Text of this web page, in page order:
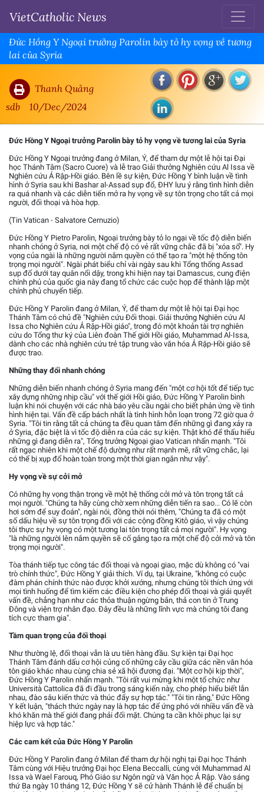
VietCatholic News
Đức Hồng Y Ngoại trưởng Parolin bày tỏ hy vọng về tương
lai của Syria
Thanh Quảng
sdb
10/Dec/2024
Đức Hồng Y Ngoại trưởng Parolin bày tỏ hy vọng về tương lai của Syria
Đức Hồng Y Ngoại trưởng đang ở Milan, Ý, để tham dự một lễ hội tại Đại
học Thánh Tâm (Sacro Cuore) và lễ trao Giải thưởng Nghiên cứu Al Issa về
Nghiên cứu Ả Rập-Hồi giáo. Bên lề sự kiện, Đức Hồng Y bình luận về tình
hình ở Syria sau khi Bashar al-Assad sụp đổ, ĐHY lưu ý rằng tình hình diễn
ra quá nhanh và các diễn tiến mở ra hy vọng về sự tôn trọng cho tất cả mọi
người, đối thoại và hòa hợp.
(Tin Vatican - Salvatore Cernuzio)
Đức Hồng Y Pietro Parolin, Ngoại trưởng bày tỏ lo ngại về tốc độ diễn biến
nhanh chóng ở Syria, nơi một chế độ có vẻ rất vững chắc đã bị "xóa sổ". Hy
vọng của ngài là những người nắm quyền có thể tạo ra "một hệ thống tôn
trọng mọi người". Ngài phát biểu chỉ vài ngày sau khi Tổng thống Assad
sụp đổ dưới tay quân nổi dậy, trong khi hiện nay tại Damascus, cung điện
chính phủ của quốc gia này đang tổ chức các cuộc họp để thành lập một
chính phủ chuyển tiếp.
Đức Hồng Y Parolin đang ở Milan, Ý, để tham dự một lễ hội tại Đại học
Thánh Tâm có chủ đề "Nghiên cứu Đối thoại. Giải thưởng Nghiên cứu Al
Issa cho Nghiên cứu Ả Rập-Hồi giáo", trong đó một khoản tài trợ nghiên
cứu do Tổng thư ký của Liên đoàn Thế giới Hồi giáo, Muhammad Al-Issa,
dành cho các nhà nghiên cứu trẻ tập trung vào văn hóa Ả Rập-Hồi giáo sẽ
được trao.
Những thay đổi nhanh chóng
Những diễn biến nhanh chóng ở Syria mang đến "một cơ hội tốt để tiếp tục
xây dựng những nhịp cầu" với thế giới Hồi giáo, Đức Hồng Y Parolin bình
luận khi nói chuyện với các nhà báo yêu cầu ngài cho biết phản ứng về tình
hình hiện tại. Vấn đề cấp bách nhất là tình hình hỗn loạn trong 72 giờ qua ở
Syria. "Tôi tin rằng tất cả chúng ta đều quan tâm đến những gì đang xảy ra
ở Syria, đặc biệt là vì tốc độ diễn ra của các sự kiện. Thật khó để thấu hiểu
những gì đang diễn ra", Tổng trưởng Ngoại giao Vatican nhấn mạnh. "Tôi
rất ngạc nhiên khi một chế độ dường như rất mạnh mẽ, rất vững chắc, lại
có thể bị xụp đổ hoàn toàn trong một thời gian ngắn như vậy".
Hy vọng về sự cởi mở
Có những hy vọng thận trọng về một hệ thống cởi mở và tôn trọng tất cả
mọi người. "Chúng ta hãy cùng chờ xem những diễn tiến ra sao... Có lẽ còn
hơi sớm để suy đoán", ngài nói, đồng thời nói thêm, "Chúng ta đã có một
số dấu hiệu về sự tôn trọng đối với các cộng đồng Kitô giáo, vì vậy chúng
tôi thực sự hy vọng có một tương lai tôn trọng tất cả mọi người". Hy vọng
"là những người lên nắm quyền sẽ cố gắng tạo ra một chế độ cởi mở và tôn
trọng mọi người".
Tòa thánh tiếp tục công tác đối thoại và ngoại giao, mặc dù không có "vai
trò chính thức", Đức Hồng Y giải thích. Ví dụ, tại Ukraine, "không có cuộc
đàm phán chính thức nào được khởi xướng, nhưng chúng tôi thích ứng với
mọi tình huống để tìm kiếm các điều kiện cho phép đối thoại và giải quyết
vấn đề, chẳng hạn như các thỏa thuận ngừng bắn, thả con tin ở Trung
Đông và viện trợ nhân đạo. Đây đều là những lĩnh vực mà chúng tôi đang
tích cực tham gia".
Tầm quan trọng của đối thoại
Như thường lệ, đối thoại vẫn là ưu tiên hàng đầu. Sự kiện tại Đại học
Thánh Tâm đánh dấu cơ hội củng cố những cây cầu giữa các nền văn hóa
tôn giáo khác nhau cùng chia sẻ xã hội đương đại. "Một cơ hội kịp thời",
Đức Hồng Y Parolin nhấn mạnh. "Tôi rất vui mừng khi một tổ chức như
Università Cattolica đã đi đầu trong sáng kiến này, cho phép hiểu biết lẫn
nhau, đào sâu kiến thức và thúc đẩy sự hợp tác." "Tôi tin rằng," Đức Hồng
Y kết luận, "thách thức ngày nay là hợp tác để ứng phó với nhiều vấn đề và
khó khăn mà thế giới đang phải đối mặt. Chúng ta cần khôi phục lại sự
hiệp lực và hợp tác."
Các cam kết của Đức Hồng Y Parolin
Đức Hồng Y Parolin đang ở Milan để tham dự hội nghị tại Đại học Thánh
Tâm cùng với Hiệu trưởng Đại học Elena Beccalli, cùng với Muhammad Al
Issa và Wael Farouq, Phó Giáo sư Ngôn ngữ và Văn học Ả Rập. Vào sáng
thứ Ba ngày 10 tháng 12, Đức Hồng Y sẽ cử hành Thánh lễ để chuẩn bị